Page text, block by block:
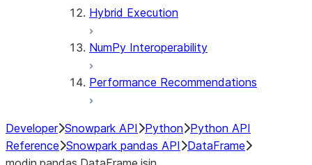
Hybrid Execution
NumPy Interoperability
Performance Recommendations
Developer Snowpark API Python Python API
Reference Snowpark pandas API
DataFrame